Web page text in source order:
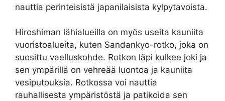
nauttia perinteisistä japanilaisista kylpytavoista.
Hiroshiman lähialueilla on myös useita kauniita
vuoristoalueita, kuten Sandankyo-rotko, joka on
suosittu vaelluskohde. Rotkon läpi kulkee joki ja
sen ympärillä on vehreää luontoa ja kauniita
vesiputouksia. Rotkossa voi nauttia
rauhallisesta ympäristöstä ja patikoida sen